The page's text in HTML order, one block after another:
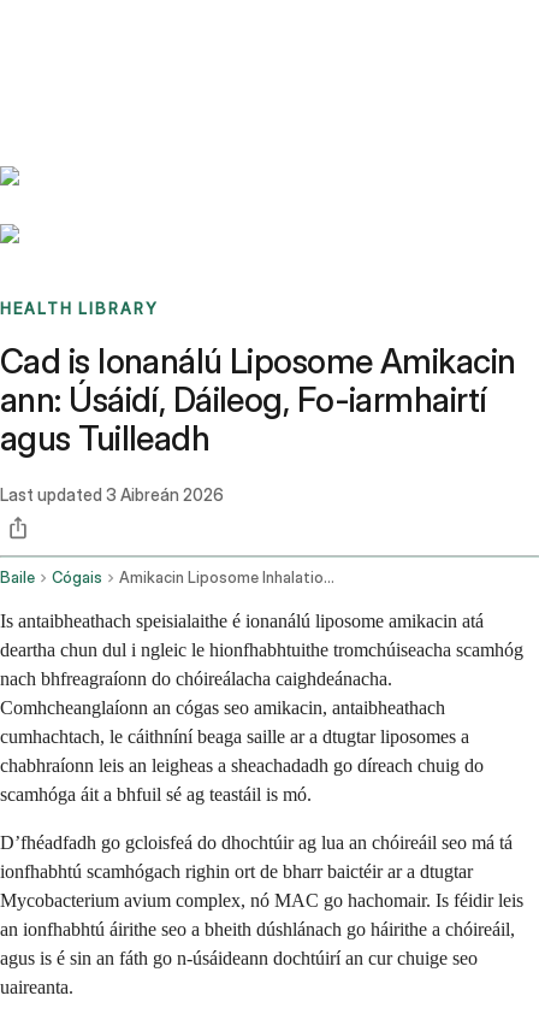
HEALTH LIBRARY
Cad is Ionanálú Liposome Amikacin
ann: Úsáidí, Dáileog, Fo-iarmhairtí
agus Tuilleadh
Last updated 3 Aibreán 2026
Baile Cógais Amikacin Liposome Inhalation Route
Is antaibheathach speisialaithe é ionanálú liposome amikacin atá
deartha chun dul i ngleic le hionfhabhtuithe tromchúiseacha scamhóg
nach bhfreagraíonn do chóireálacha caighdeánacha.
Comhcheanglaíonn an cógas seo amikacin, antaibheathach
cumhachtach, le cáithníní beaga saille ar a dtugtar liposomes a
chabhraíonn leis an leigheas a sheachadadh go díreach chuig do
scamhóga áit a bhfuil sé ag teastáil is mó.
D’fhéadfadh go gcloisfeá do dhochtúir ag lua an chóireáil seo má tá
ionfhabhtú scamhógach righin ort de bharr baictéir ar a dtugtar
Mycobacterium avium complex, nó MAC go hachomair. Is féidir leis
an ionfhabhtú áirithe seo a bheith dúshlánach go háirithe a chóireáil,
agus is é sin an fáth go n-úsáideann dochtúirí an cur chuige seo
uaireanta.